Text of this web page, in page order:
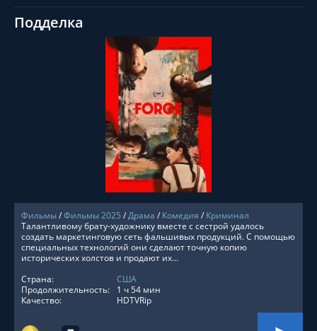
Подделка
СМОТРЕТЬ ОНЛАЙН
Фильмы/Фильмы 2025 /Драма / Комедия / Криминал
Талантливому брату-художнику вместе с сестрой удалось
создать маркетинговую сеть фальшивых продукций. С помощью
специальных технологий они сделают точную копию
исторических холстов и продают их...
Страна:
США
Продолжительность:
1 ч 54 мин
Качество:
HDTVRip